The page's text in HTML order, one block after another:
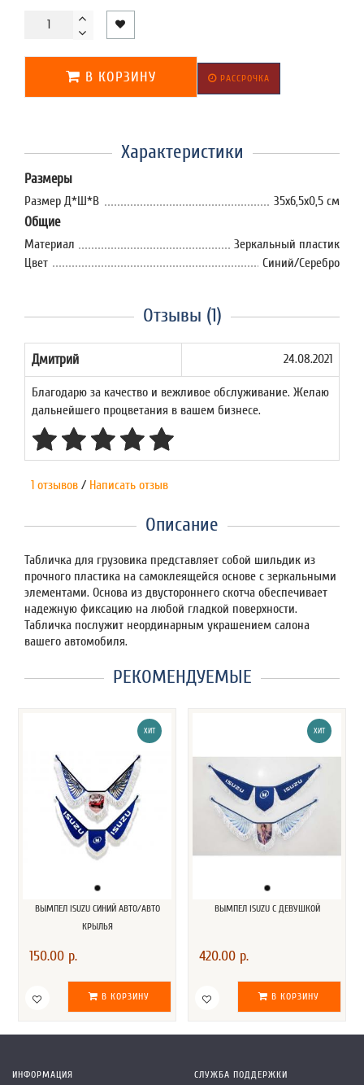
В КОРЗИНУ РАССРОЧКА
Характеристики
Размеры
Размер Д*Ш*В 35х6,5х0,5 см
Общие
Материал
Зеркальный пластик
Цвет
Синий/Серебро
Отзывы (1)
Дмитрий 24.08.2021
Благодарю за качество и вежливое обслуживание. Желаю
дальнейшего процветания в вашем бизнесе.
1 отзывов / Написать отзыв
Описание
Табличка для грузовика представляет собой шильдик из
прочного пластика на самоклеящейся основе с зеркальными
элементами. Основа из двустороннего скотча обеспечивает
надежную фиксацию на любой гладкой поверхности.
Табличка послужит неординарным украшением салона
вашего автомобиля.
РЕКОМЕНДУЕМЫЕ
ХИТ
ВЫМПЕЛ ISUZU СИНИЙ АВТО/АВТО
КРЫЛЬЯ
150.00 р.
В КОРЗИНУ
ХИТ
ВЫМПЕЛ ISUZU С ДЕВУШКОЙ
420.00 р.
В КОРЗИНУ
ИНФОРМАЦИЯ СЛУЖБА ПОДДЕРЖКИ